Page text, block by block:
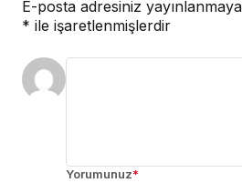
E-posta adresiniz
* ile işaretlenmişlerdir
Yorumunuz*